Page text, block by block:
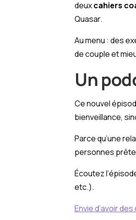
deuxcahiers
Quasar.
Au menu : des
de couple et
Un
Ce nouvel
bienveillance,
Parce qu’une
personnes
Écoutez
etc.).
Envie d’avoir